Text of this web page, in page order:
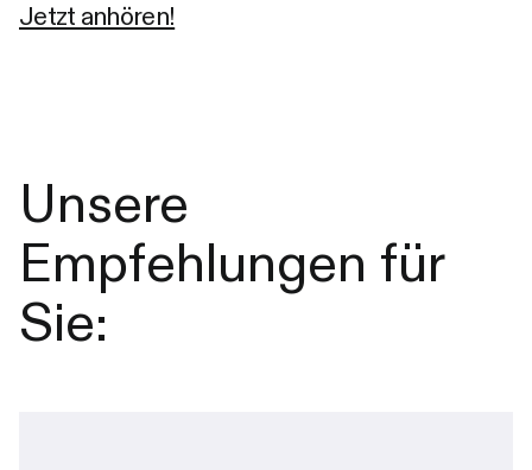
Jetzt anhören!
Unsere
Empfehlungen für
Sie: